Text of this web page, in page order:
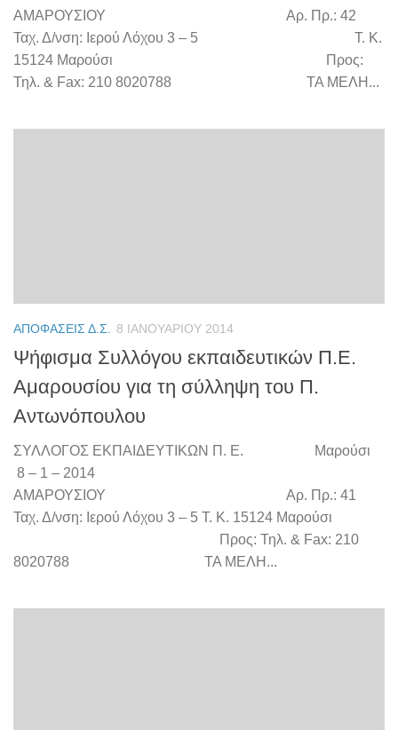
ΑΜΑΡΟΥΣΙΟΥ Αρ. Πρ.: 42
Ταχ. Δ/νση: Ιερού Λόχου 3 – 5 Τ. Κ.
15124 Μαρούσι Προς:
Τηλ. & Fax: 210 8020788 ΤΑ ΜΕΛΗ...
ΑΠΟΦΆΣΕΙΣ Δ.Σ. 8 ΙΑΝΟΥΑΡΊΟΥ 2014
Ψήφισμα Συλλόγου εκπαιδευτικών Π.Ε.
Αμαρουσίου για τη σύλληψη του Π.
Αντωνόπουλου
ΣΥΛΛΟΓΟΣ ΕΚΠΑΙΔΕΥΤΙΚΩΝ Π. Ε. Μαρούσι
8 – 1 – 2014
ΑΜΑΡΟΥΣΙΟΥ Αρ. Πρ.: 41
Ταχ. Δ/νση: Ιερού Λόχου 3 – 5 Τ. Κ. 15124 Μαρούσι
Προς: Τηλ. & Fax: 210
8020788 ΤΑ ΜΕΛΗ...